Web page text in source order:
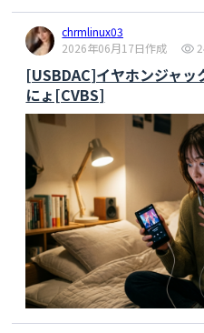
chrmlinux03
2026年06月17日作成
[USBDAC]イヤホンジャッ
にょ[CVBS]